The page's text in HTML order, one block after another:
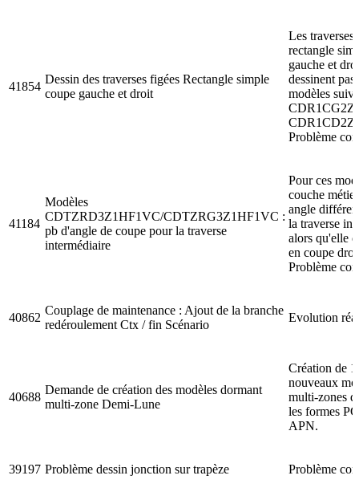
41854
Dessin des traverses figées Rectangle simple
coupe gauche et droit
Les traverses
rectangle
gauche et
dessinent pas
modèles
Problème
41184
Modèles
CDTZRD3Z1HF1VC/CDTZRG3Z1HF1VC :
pb d'angle de coupe pour la traverse
intermédiaire
Pour ces
couche
angle
la traverse
alors qu'elle
en coupe
Problème
40862
Couplage de maintenance : Ajout de la branche
redéroulement Ctx / fin Scénario
Evolution
40688
Demande de création des modèles dormant
multi-zone Demi-Lune
Création de
nouveaux
multi-zones
les formes
APN.
39197 Problème dessin jonction sur trapèze Problème